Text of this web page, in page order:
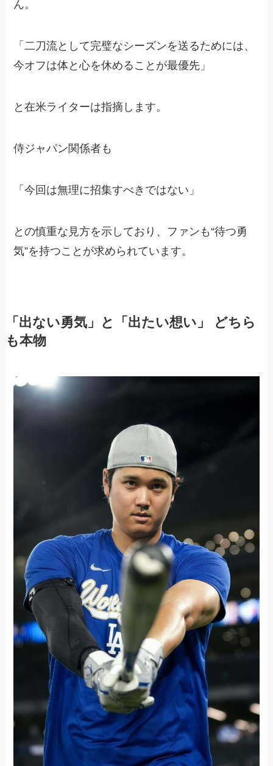
ん。
「二刀流として完璧なシーズンを送るためには、
今オフは体と心を休めることが最優先」
と在米ライターは指摘します。
侍ジャパン関係者も
「今回は無理に招集すべきではない」
との慎重な見方を示しており、ファンも“待つ勇
気”を持つことが求められています。
「出ない勇気」と「出たい想い」 どちら
も本物